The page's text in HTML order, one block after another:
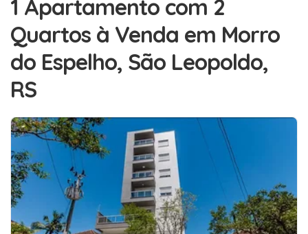
1 Apartamento com 2
Quartos à Venda em Morro
do Espelho, São Leopoldo,
RS